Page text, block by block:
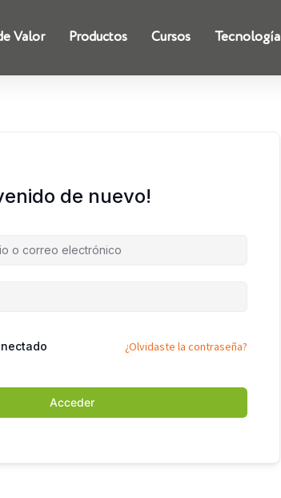
Valor Productos Cursos Tecnología
de nuevo!
¿Olvidaste la contraseña?
Acceder